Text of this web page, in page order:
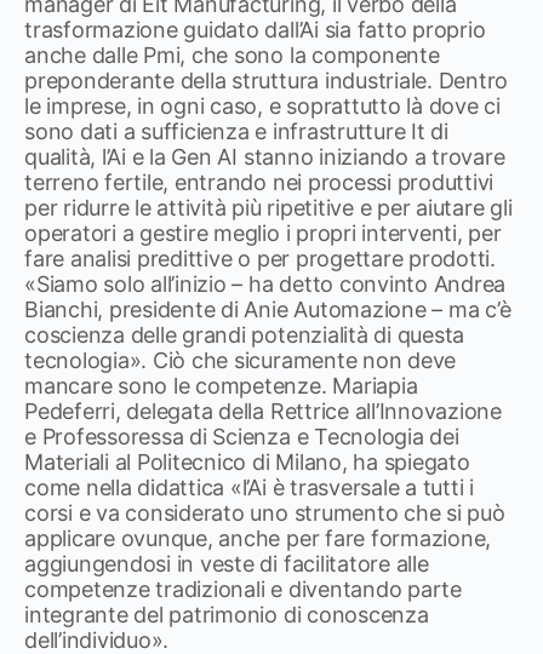
trasformazione guidato dall’Ai sia fatto proprio
anche dalle Pmi, che sono la componente
preponderante della struttura industriale. Dentro
le imprese, in ogni caso, e soprattutto là dove ci
sono dati a sufficienza e infrastrutture It di
qualità, l’Ai e la Gen AI stanno iniziando a trovare
terreno fertile, entrando nei processi produttivi
per ridurre le attività più ripetitive e per aiutare gli
operatori a gestire meglio i propri interventi, per
fare analisi predittive o per progettare prodotti.
«Siamo solo all’inizio – ha detto convinto Andrea
Bianchi, presidente di Anie Automazione – ma c’è
coscienza delle grandi potenzialità di questa
tecnologia». Ciò che sicuramente non deve
mancare sono le competenze. Mariapia
Pedeferri, delegata della Rettrice all’Innovazione
e Professoressa di Scienza e Tecnologia dei
Materiali al Politecnico di Milano, ha spiegato
come nella didattica «l’Ai è trasversale a tutti i
corsi e va considerato uno strumento che si può
applicare ovunque, anche per fare formazione,
aggiungendosi in veste di facilitatore alle
competenze tradizionali e diventando parte
integrante del patrimonio di conoscenza
dell’individuo».